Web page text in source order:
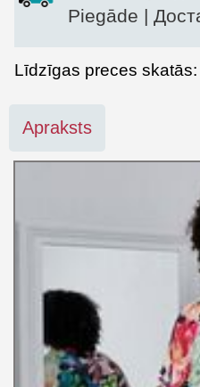
Piegāde |
Līdzīgas preces skatās:
Apraksts